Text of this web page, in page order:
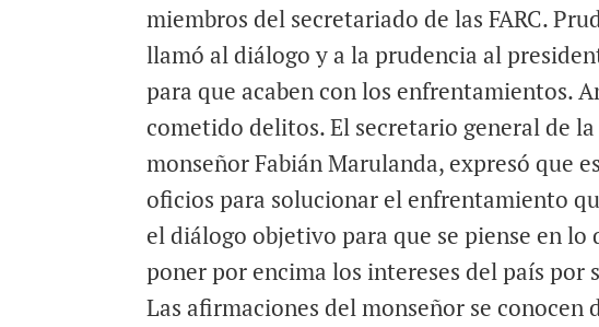
miembros del secretariado de las FARC.
llamó al diálogo y a la prudencia al
para que acaben con los enfrentamientos.
cometido delitos. El secretario general de
monseñor Fabián Marulanda, expresó que
oficios para solucionar el enfrentamiento
el diálogo objetivo para que se piense en
poner por encima los intereses del país por
Las afirmaciones del monseñor se conocen